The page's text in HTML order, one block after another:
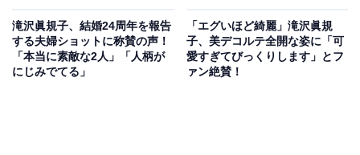
滝沢眞規子、結婚24周年を報告
する夫婦ショットに称賛の声！
「本当に素敵な2人」「人柄が
にじみでてる」
「エグいほど綺麗」滝沢眞規
子、美デコルテ全開な姿に「可
愛すぎてびっくりします」とフ
ァン絶賛！